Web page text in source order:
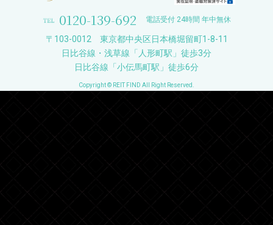
0120-139-692 電話受付 24時間 年中無休
〒103-0012 東京都中央区日本橋堀留町1-8-11
日比谷線・浅草線「人形町駅」徒歩3分
日比谷線「小伝馬町駅」徒歩6分
Copyright © REIT FIND All Right Reserved.